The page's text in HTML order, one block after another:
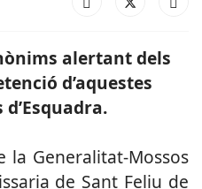
alertant dels
d’aquestes
la Generalitat-Mossos
de Sant Feliu de